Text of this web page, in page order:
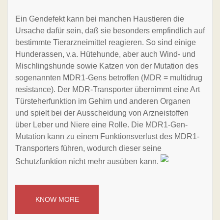
Ein Gendefekt kann bei manchen Haustieren die
Ursache dafür sein, daß sie besonders empfindlich auf
bestimmte Tierarzneimittel reagieren. So sind einige
Hunderassen, v.a. Hütehunde, aber auch Wind- und
Mischlingshunde sowie Katzen von der Mutation des
sogenannten MDR1-Gens betroffen (MDR = multidrug
resistance). Der MDR-Transporter übernimmt eine Art
Türsteherfunktion im Gehirn und anderen Organen
und spielt bei der Ausscheidung von Arzneistoffen
über Leber und Niere eine Rolle. Die MDR1-Gen-
Mutation kann zu einem Funktionsverlust des MDR1-
Transporters führen, wodurch dieser seine
Schutzfunktion nicht mehr ausüben kann.
KNOW MORE